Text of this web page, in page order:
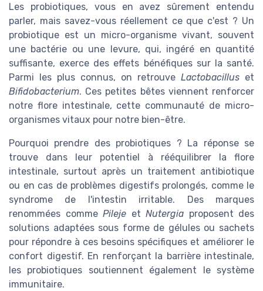
Les probiotiques, vous en avez sûrement entendu
parler, mais savez-vous réellement ce que c'est ? Un
probiotique est un micro-organisme vivant, souvent
une bactérie ou une levure, qui, ingéré en quantité
suffisante, exerce des effets bénéfiques sur la santé.
Parmi les plus connus, on retrouve Lactobacillus et
Bifidobacterium. Ces petites bêtes viennent renforcer
notre flore intestinale, cette communauté de micro-
organismes vitaux pour notre bien-être.
Pourquoi prendre des probiotiques ? La réponse se
trouve dans leur potentiel à rééquilibrer la flore
intestinale, surtout après un traitement antibiotique
ou en cas de problèmes digestifs prolongés, comme le
syndrome de l'intestin irritable. Des marques
renommées comme Pileje et Nutergia proposent des
solutions adaptées sous forme de gélules ou sachets
pour répondre à ces besoins spécifiques et améliorer le
confort digestif. En renforçant la barrière intestinale,
les probiotiques soutiennent également le système
immunitaire.